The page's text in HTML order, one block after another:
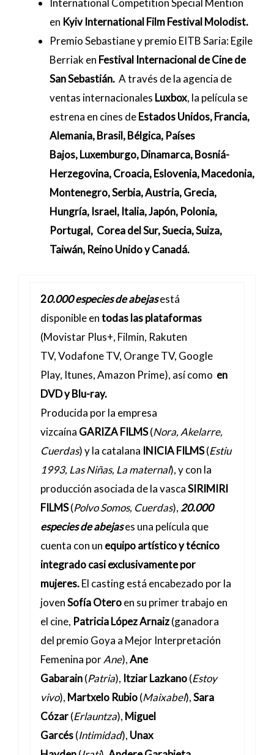
International Competition Special Mention
en Kyiv International Film Festival Molodist.
Premio Sebastiane y premio EITB Saria: Egile
Berriak en Festival Internacional de Cine de
San Sebastián. A través de la agencia de
ventas internacionales Luxbox, la película se
estrena en cines deEstados Unidos, Francia,
Alemania, Brasil, Bélgica, Países
Bajos, Luxemburgo, Dinamarca, Bosniá-
Herzegovina, Croacia, Eslovenia, Macedonia,
Montenegro, Serbia, Austria, Grecia,
Hungría, Israel, Italia, Japón, Polonia,
Portugal, Corea del Sur, Suecia, Suiza,
Taiwán, Reino Unido y Canadá.
20.000 especies de abejasestá
disponible entodas las plataformas
(Movistar Plus+, Filmin, Rakuten
TV, Vodafone TV, Orange TV, Google
Play, Itunes, Amazon Prime), así como en
DVD y Blu-ray.
Producida por la empresa
vizcaína GARIZA FILMS(Nora, Akelarre,
Cuerdas) y la catalana INICIA FILMS(Estiu
1993, Las Niñas, La maternal), y con la
producción asociada de la vascaSIRIMIRI
FILMS(Polvo Somos, Cuerdas), 20.000
especies de abejases una película que
cuenta con un equipo artístico y técnico
integrado casi exclusivamente por
mujeres.El casting está encabezado por la
jovenSofía Oteroen su primer trabajo en
el cine, Patricia López Arnaiz(ganadora
del premio Goya a Mejor Interpretación
Femenina porAne),Ane
Gabarain(Patria), Itziar Lazkano(Estoy
vivo), Martxelo Rubio(Maixabel),Sara
Cózar(Erlauntza), Miguel
Garcés(Intimidad), Unax